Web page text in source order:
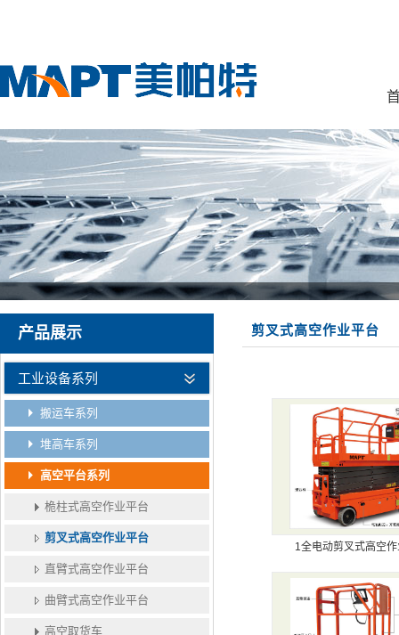
产品展示
工业设备系列
搬运车系列
堆高车系列
高空平台系列
桅柱式高空作业平台
剪叉式高空作业平台
直臂式高空作业平台
曲臂式高空作业平台
高空取货车
剪叉式高空作业平台
1全电动剪叉式高空